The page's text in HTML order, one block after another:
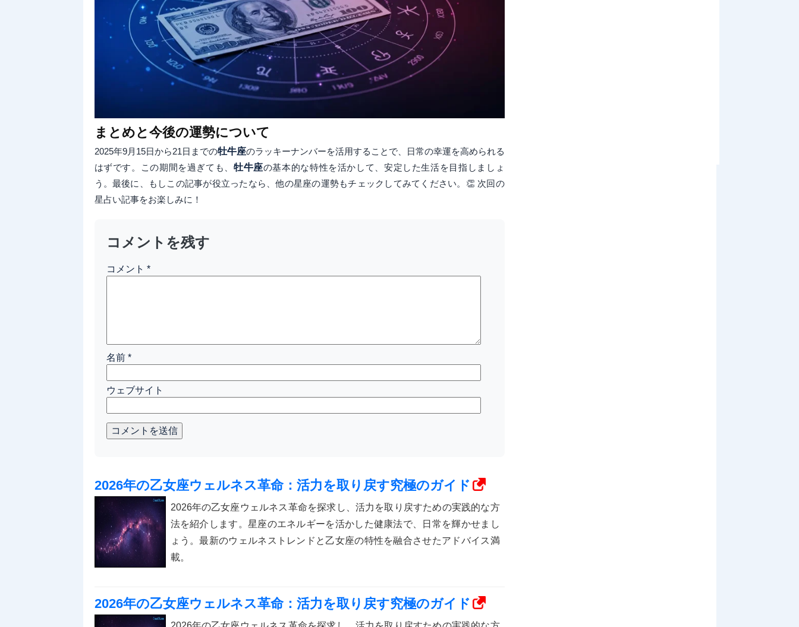
まとめと今後の運勢について
2025年9月15日から21日までの牡牛座のラッキーナンバーを活用することで、日常の幸運を高められる
はずです。この期間を過ぎても、 牡牛座の基本的な特性を活かして、安定した生活を目指しましょ
う。最後に、もしこの記事が役立ったなら、他の星座の運勢もチェックしてみてください。👏 次回の
星占い記事をお楽しみに！
コメントを残す
コメント *
名前 *
ウェブサイト
コメントを送信
2026年の乙女座ウェルネス革命：活力を取り戻す究極のガイド
2026年の乙女座ウェルネス革命を探求し、活力を取り戻すための実践的な方
法を紹介します。星座のエネルギーを活かした健康法で、日常を輝かせまし
ょう。最新のウェルネストレンドと乙女座の特性を融合させたアドバイス満
載。
2026年の乙女座ウェルネス革命：活力を取り戻す究極のガイド